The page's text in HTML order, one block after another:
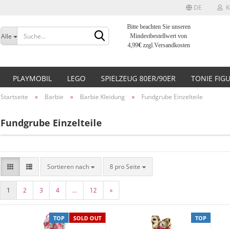
DE
Sprache auswählen
Lieferland
Konto erstellen
Passwort vergessen?
Alle
Bitte beachten Sie unseren
Mindestbestellwert von
4,99€zzgl.Versandkosten
PLAYMOBIL LEGO SPIELZEUG 80ER/90ER TONIE
Startseite » Barbie » Barbie Kleidung » Fundgrube Einzelteile
Fundgrube Einzelteile
Sortieren nach 8 pro Seite
1 2 3 4 ... 12 »
TOP SOLD OUT TOP